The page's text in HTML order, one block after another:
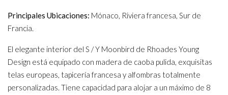
Principales Ubicaciones: Mónaco, Riviera francesa, Sur de
Francia.
El elegante interior del S / Y Moonbird de Rhoades Young
Design está equipado con madera de caoba pulida, exquisitas
telas europeas, tapicería francesa y alfombras totalmente
personalizadas. Tiene capacidad para alojar a un máximo de 8